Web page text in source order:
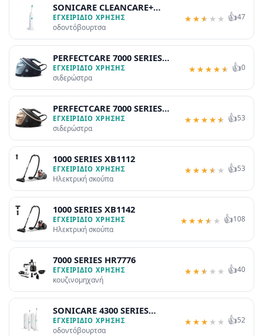
SONICARE CLEANCARE+
HX3481
ΕΓΧΕΙΡΊΔΙΟ ΧΡΉΣΗΣ
οδοντόβουρτσα
★★★ ★ ★ 👍47
PERFECTCARE 7000 SERIES
PSG7200
ΕΓΧΕΙΡΊΔΙΟ ΧΡΉΣΗΣ
σιδερώστρα
★★★★★ 👍0
PERFECTCARE 7000 SERIES
PSG7300
ΕΓΧΕΙΡΊΔΙΟ ΧΡΉΣΗΣ
σιδερώστρα
★★★★★ 👍53
1000 SERIES XB1112
ΕΓΧΕΙΡΊΔΙΟ ΧΡΉΣΗΣ
Ηλεκτρική σκούπα
★★★★ ★ 👍53
1000 SERIES XB1142
ΕΓΧΕΙΡΊΔΙΟ ΧΡΉΣΗΣ
Ηλεκτρική σκούπα
★★★★ ★ 👍108
7000 SERIES HR7776
ΕΓΧΕΙΡΊΔΙΟ ΧΡΉΣΗΣ
κουζινομηχανή
★★★ ★ ★ 👍40
SONICARE 4300 SERIES
HX6809
ΕΓΧΕΙΡΊΔΙΟ ΧΡΉΣΗΣ
οδοντόβουρτσα
★★★ ★ ★ 👍52